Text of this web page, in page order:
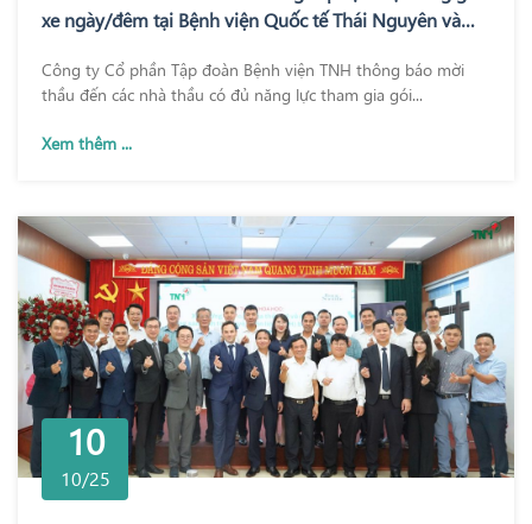
xe ngày/đêm tại Bệnh viện Quốc tế Thái Nguyên và
Công ty Cổ phần Tập đoàn Bệnh viện TNH thông báo mời
thầu đến các nhà thầu có đủ năng lực tham gia gói...
Xem thêm ...
10
10/25